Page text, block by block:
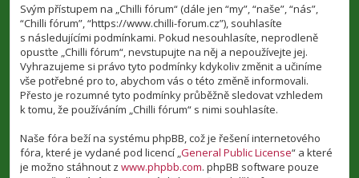
Svým přístupem na „Chilli fórum“ (dále jen “my”, “naše”, “nás”,
“Chilli fórum”, “https://www.chilli-forum.cz”), souhlasíte
s následujícími podmínkami. Pokud nesouhlasíte, neprodleně
opusťte „Chilli fórum“, nevstupujte na něj a nepoužívejte jej.
Vyhrazujeme si právo tyto podmínky kdykoliv změnit a učiníme
vše potřebné pro to, abychom vás o této změně informovali.
Přesto je rozumné tyto podmínky průběžně sledovat vzhledem
k tomu, že používáním „Chilli fórum“ s nimi souhlasíte.
Naše fóra beží na systému phpBB, což je řešení internetového
fóra, které je vydané pod licencí „General Public License“ a které
je možno stáhnout z www.phpbb.com. phpBB software pouze